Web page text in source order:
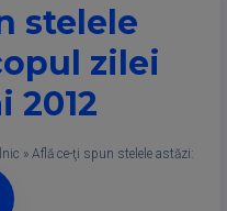
stelele
zilei
2012
» Află ce-ţi spun stelele astăzi: